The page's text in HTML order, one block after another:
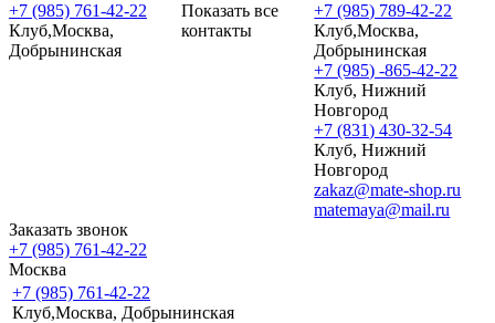
+7 (985) 761-42-22
Клуб,Москва,
Добрынинская
Показать все
контакты
+7 (985) 789-42-22
Клуб,Москва,
Добрынинская
+7 (985) -865-42-22
Клуб, Нижний
Новгород
+7 (831) 430-32-54
Клуб, Нижний
Новгород
zakaz@mate-shop.ru
matemaya@mail.ru
Заказать звонок
+7 (985) 761-42-22
Москва
+7 (985) 761-42-22
Клуб,Москва, Добрынинская